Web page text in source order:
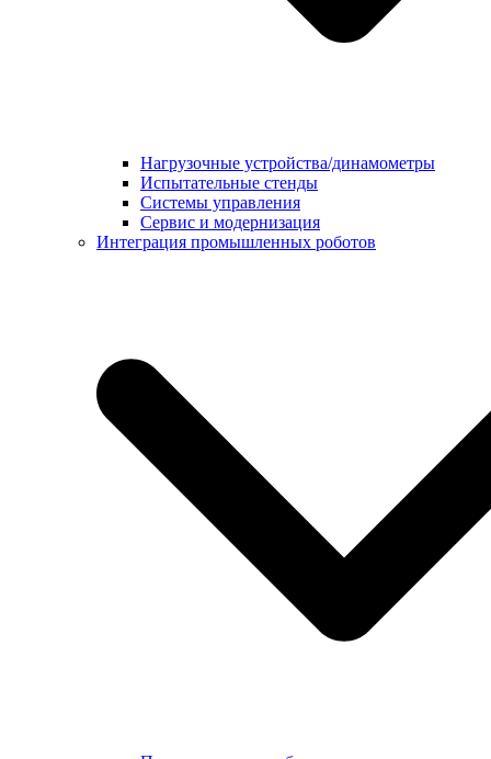
Нагрузочные устройства/динамометры
Испытательные стенды
Системы управления
Сервис и модернизация
Интеграция промышленных роботов